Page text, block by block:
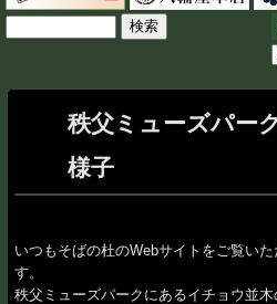
秩父ミューズパー
様子
いつもそばの杜のWebサイトをご覧い
す。
秩父ミューズパークにあるイチョウ並木